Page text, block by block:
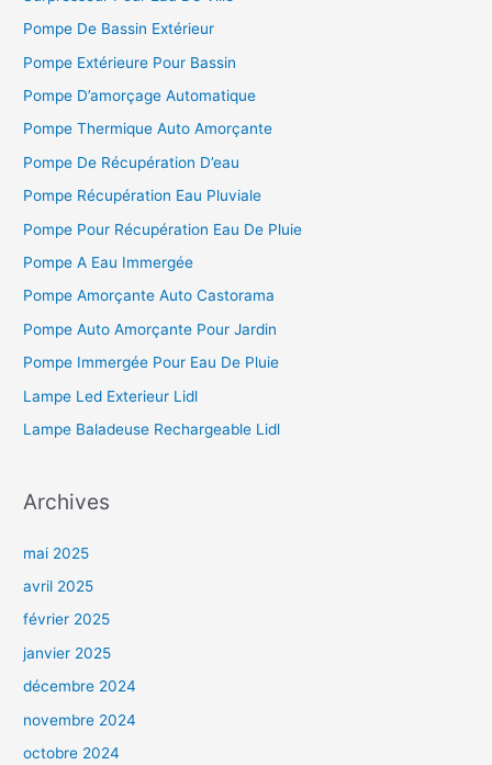
Pompe De Bassin Extérieur
Pompe Extérieure Pour Bassin
Pompe D’amorçage Automatique
Pompe Thermique Auto Amorçante
Pompe De Récupération D’eau
Pompe Récupération Eau Pluviale
Pompe Pour Récupération Eau De Pluie
Pompe A Eau Immergée
Pompe Amorçante Auto Castorama
Pompe Auto Amorçante Pour Jardin
Pompe Immergée Pour Eau De Pluie
Lampe Led Exterieur Lidl
Lampe Baladeuse Rechargeable Lidl
Archives
mai 2025
avril 2025
février 2025
janvier 2025
décembre 2024
novembre 2024
octobre 2024